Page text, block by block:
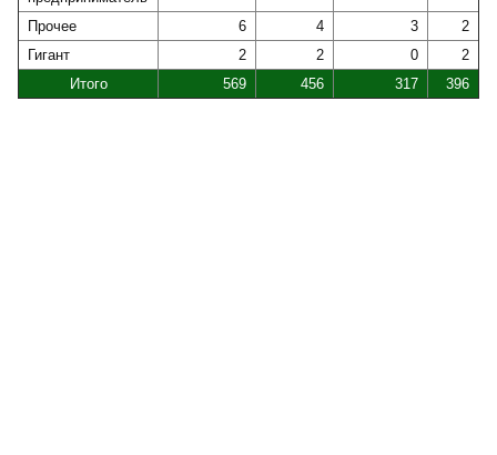
Прочее 6 4 3
2
Гигант
2 2 0
2
Итого
569 456 317 396